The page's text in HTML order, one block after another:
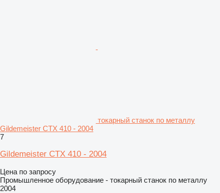
токарный станок по металлу
Gildemeister CTX 410 - 2004
7
Gildemeister CTX 410 - 2004
Цена по запросу
Промышленное оборудование - токарный станок по металлу
2004